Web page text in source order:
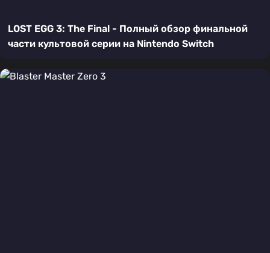
LOST EGG 3: The Final - Полный обзор финальной
части культовой серии на Nintendo Switch